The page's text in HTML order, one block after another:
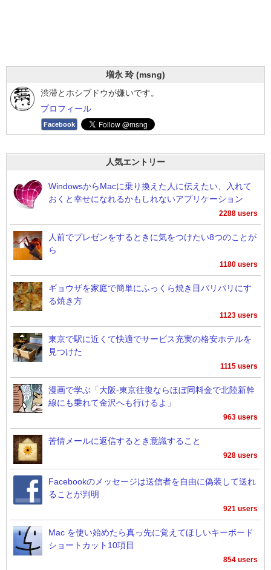
増永 玲 (msng)
渋滞とホシブドウが嫌いです。
プロフィール
Facebook
人気エントリー
WindowsからMacに乗り換えた人に伝えたい、入れて
おくと幸せになれるかもしれないアプリケーション
2288 users
人前でプレゼンをするときに気をつけたい8つのことが
ら
1180 users
ギョウザを家庭で簡単にふっくら焼き目パリパリにす
る焼き方
1123 users
東京で駅に近くて快適でサービス充実の格安ホテルを
見つけた
1115 users
漫画で学ぶ「大阪-東京往復ならほぼ同料金で北陸新幹
線にも乗れて金沢へも行けるよ」
963 users
苦情メールに返信するとき意識すること
928 users
Facebookのメッセージは送信者を自由に偽装して送れ
ることが判明
921 users
Mac を使い始めたら真っ先に覚えてほしいキーボード
ショートカット10項目
854 users